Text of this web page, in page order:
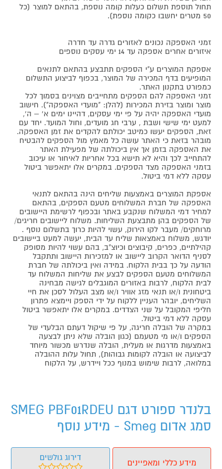
תחול תוספת תשלום כעלות קומה נוספת, בהתאם למוצר (כל
50 מטרים יחשבו כקומה נוספת).
זמני האספקה נכונים לאזורים גדרה עד חדרה
איזורים אחרים אספקה עד 14 ימי עסקים נוספים
אספקת המוצרים ע"י הספקים תתבצע בהתאם לתנאים
המופיעים בדף המכירה של המוצר, בכפוף לביצוע התשלום
כמפורט בתקנון האתר.
זמני האספקה להם הספקים מתחייבים מצוינים בסמוך לכל
מוצר ומוצר בזירת המכירות (להלן: "מועדי האספקה"). חישוב
מועדי האספקה יהיה על פי ימי עסקים, דהיינו ימים א' – ה',
למעט ימי שישי ושבת , ערבי חג מועדים, וחול המועד. יחד עם
זאת, הספקים יעשו כמיטב יכולתם להקדים את זמן האספקה.
מובהר בזאת כי האתר עושה כל מאמץ מול הספקים להבטיח
את האספקה בזמן אך אין ביכולתה של מפעילת האתר
להתחייב לכך והיא לא תישא בכל אחריות לאיחור או עיכוב
בזמני האספקה מצד הספקים. במקרים אלו יתאפשר ביטול
עסקה ללא דמי ביטול.
אספקת המוצרים באמצעות שליחים הינה בהתאם לתנאי
האספקה של חברת המשלוחים מטעם הספקים, בהתאם
למחיר דמי המשלוח שנקבע באתר ובכפוף לרשימת היישובים
של הספקים בהן מתבצעת השליחות. משלוח ליישובים חריגים/
מרוחקים/ מעבר לקו הירוק, עשוי להיות כרוך בתשלום נוסף .
יודגש, משלוח באמצאות שליח עד הבית, יעשה למעט ביישובים
קהילתיים, כפרים, קיבוצים וכיוצ"ב, בהם עשוי להיות מסופק
לסניף הדואר הקרוב ליישוב או למזכירות היישוב ותתקבל
הודעה על כך בבית הלקוח. במידה ואין ביכולתה של חברת
המשלוחים מטעם הספקים לבצע את שליחות המשלוח עד
לבית הלקוח, לרבות באזורים המוגבלים לגישה מבחינה
ביטחונית ו/או תנאי מזג אוויר ו/או מצב העלול לסכן את חיי
השליחים, יובהר העניין ללקוח על ידי הספק ויימצא פתרון
חליפי המקובל על שני הצדדים. במקרים אלו יתאפשר ביטול
עסקה ללא דמי ביטול.
במקרה של הובלה חריגה, על פי שיקול דעתם הבלעדי של
הספקים ו/או מי מטעמם (כגון הובלה שלא ניתן לבצעה
באמצעות מדרגות או מעלית, הובלה שנדרש מכשור מיוחד
לביצועה או הובלה לקומות גבוהות), תחול עלות ההובלה
במלואה, לרבות שימוש במנוף ככל ויידרש, על הלקוח
בלנדר ספורט דגם SMEG PBF01RDEU
סמג אדום Smeg - מידע נוסף
מידע כללי ומאפיינים
דירוג גולשים